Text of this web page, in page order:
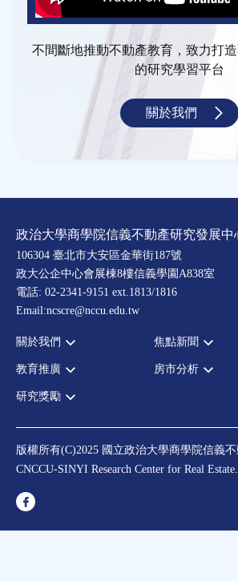
不間斷地推動不動產教育，致力打
的研究學習平台
關於我們
政治大學商學院信義不動產研究發展中
106304 臺北市大安區金華街187號
政大公企中心會展棟8樓信義學園A838室
電話: 02-2341-9151 ext.1813/1816
Email:ncscre@nccu.edu.tw
關於我們
宗旨願景
設置辦法
指導委員
中心成員
聯絡我們
焦點新聞
全部新聞
法律新訊
教育推廣
全部活動
理財規劃講座
不動產學程支援
房市分析
研究獎勵
住宅學會論文獎支援
都市計劃學會論文獎支援
版權所有(C)2025 國立政治大學商學院信義
CNCCU-SINYI Research Center for Real